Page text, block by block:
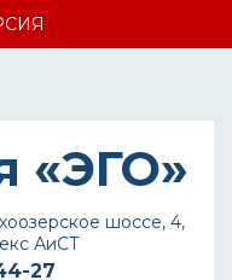
шоссе, 4,
АиСТ
27